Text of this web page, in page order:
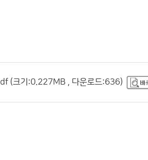
(크기:0.227MB , 다운로드:636)